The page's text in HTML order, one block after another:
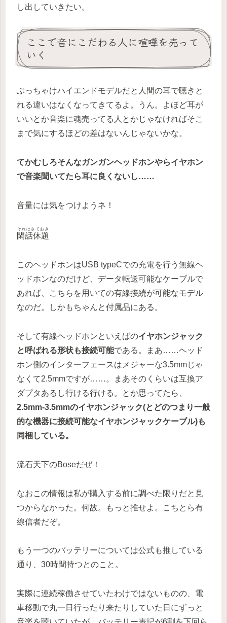
し出していきたい。
ここで音にこだわる人に喧嘩を売って
いく
ぶっちゃけハイエンドモデルだと人間の耳で聴きと
れる違いはなくなってきてるよ。うん。よほど耳が
いいとか音楽に魂売ってる人とかじゃなければそこ
まで気にするほどの差はないんじゃないかな。
てかむしろそんなガンガンヘッドホンやらイヤホン
で音楽聞いてたら耳に良くないし……
音量には気をつけようネ！
閑話休題
それはさておき
このヘッドホンはUSB typeCでの充電を行う無線ヘ
ッドホンなのだけど、データ転送可能なケーブルで
あれば、こちらを用いての有線接続が可能なモデル
なのだ。しかもちゃんと付属品にある。
そして有線ヘッドホンといえばのイヤホンジャック
と呼ばれる形状も接続可能である。まあ……ヘッド
ホン側のインターフェースはメジャーな3.5mmじゃ
なくて2.5mmですが……。まあそのくらいは互換ア
ダプタあるし行ける行ける。とか思ってたら、
2.5mm-3.5mmのイヤホンジャック(とどのつまり一般
的な機器に接続可能なイヤホンジャックケーブル)も
同梱している。
流石天下のBoseだぜ！
なおこの情報は私が購入する前に調べた限りだと見
つからなかった。何故。もっと推せよ。こちとら有
線信者だぞ。
もう一つのバッテリーについては公式も推している
通り、30時間持つとのこと。
実際に連続稼働させていたわけではないものの、電
車移動で丸一日行ったり来たりしていた日にずっと